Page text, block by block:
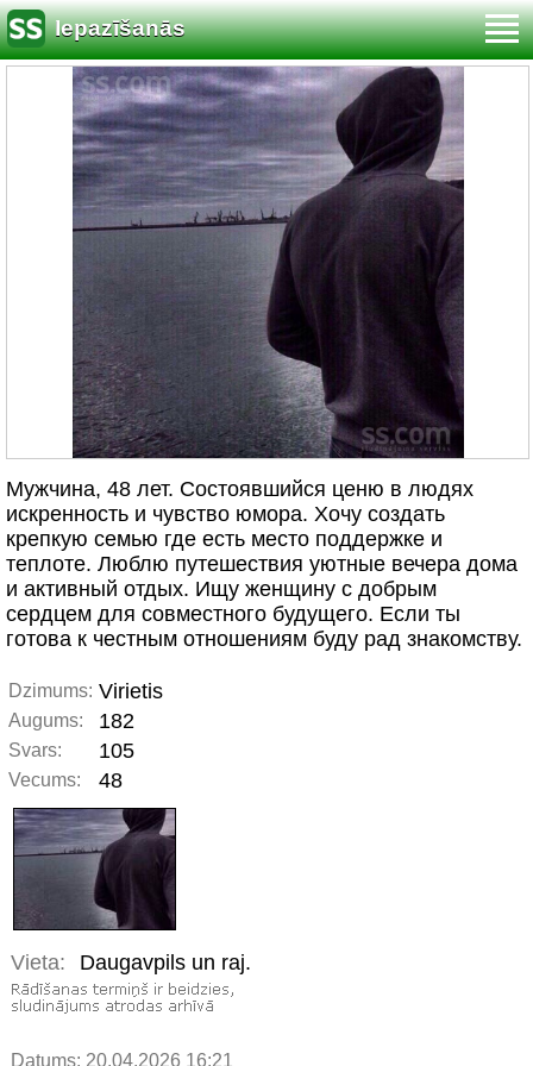
Iepazīšanās
Мужчина, 48 лет. Cостоявшийся ценю в людях
искренность и чувство юмора. Хочу создать
крепкую семью где есть место поддержке и
теплоте. Люблю путешествия уютные вечера дома
и активный отдых. Ищу женщину с добрым
сердцем для совместного будущего. Если ты
готова к честным отношениям буду рад знакомству.
Dzimums: Virietis
Augums: 182
Svars: 105
Vecums: 48
Vieta: Daugavpils un raj.
Datums: 20.04.2026 16:21